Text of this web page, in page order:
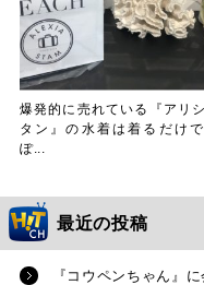
爆発的に売れている『アリ
タン』の水着は着るだけ
ぽ...
最近の投稿
『コウペンちゃん』